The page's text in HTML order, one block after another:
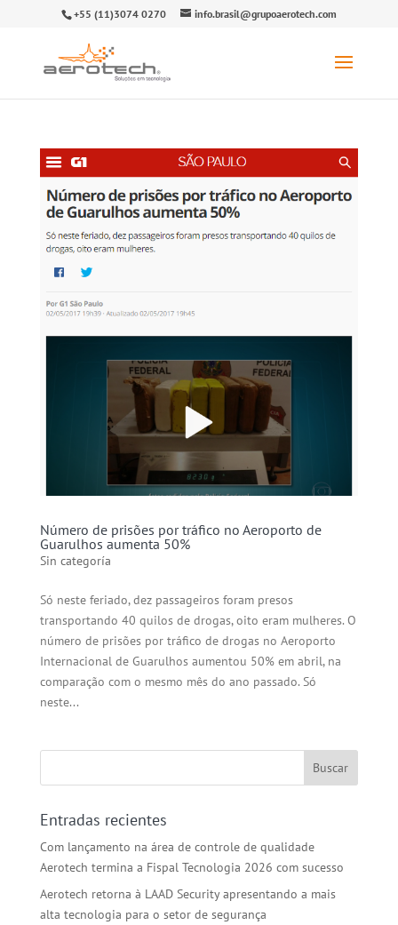
+55 (11)3074 0270 info.brasil@grupoaerotech.com
Número de prisões por tráfico no Aeroporto de
Guarulhos aumenta 50%
Sin categoría
Só neste feriado, dez passageiros foram presos
transportando 40 quilos de drogas, oito eram mulheres. O
número de prisões por tráfico de drogas no Aeroporto
Internacional de Guarulhos aumentou 50% em abril, na
comparação com o mesmo mês do ano passado. Só
neste...
Entradas recientes
Com lançamento na área de controle de qualidade
Aerotech termina a Fispal Tecnologia 2026 com sucesso
Aerotech retorna à LAAD Security apresentando a mais
alta tecnologia para o setor de segurança